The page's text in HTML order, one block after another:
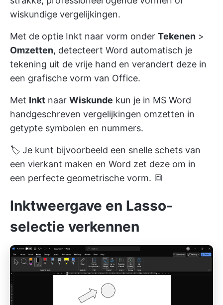
wiskundige vergelijkingen.
Met de optie Inkt naar vorm onder Tekenen >
Omzetten, detecteert Word automatisch je
tekening uit de vrije hand en verandert deze in
een grafische vorm van Office.
Met Inkt naar Wiskunde kun je in MS Word
handgeschreven vergelijkingen omzetten in
getypte symbolen en nummers.
🏷️ Je kunt bijvoorbeeld een snelle schets van
een vierkant maken en Word zet deze om in
een perfecte geometrische vorm. 🔳
Inktweergave en Lasso-
selectie verkennen